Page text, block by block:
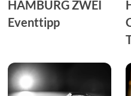
HAMBURG ZWEI
Eventtipp